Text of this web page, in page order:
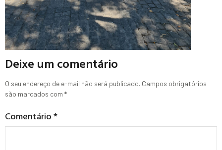
Deixe um comentário
O seu endereço de e-mail não será publicado. Campos obrigatórios
são marcados com *
Comentário*